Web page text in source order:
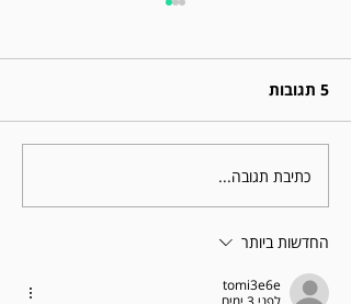
למה כל כך קשה להתאמן
כשיש מיגרנה? (ומה
הפתרון המפתיע)
5 תגובות
כתיבת תגובה...
החדשות ביותר
tomi3e6e